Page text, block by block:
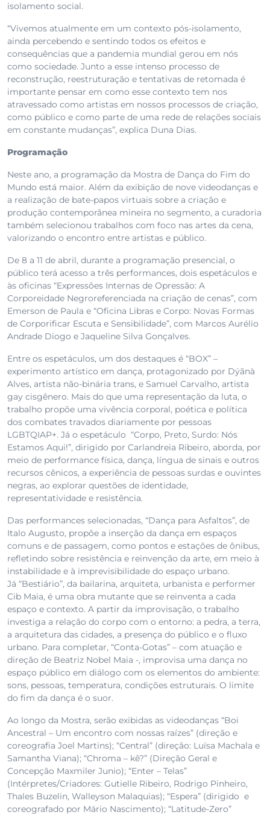
isolamento social.
“Vivemos atualmente em um contexto pós-isolamento,
ainda percebendo e sentindo todos os efeitos e
consequências que a pandemia mundial gerou em nós
como sociedade. Junto a esse intenso processo de
reconstrução, reestruturação e tentativas de retomada é
importante pensar em como esse contexto tem nos
atravessado como artistas em nossos processos de criação,
como público e como parte de uma rede de relações sociais
em constante mudanças”, explica Duna Dias.
Programação
Neste ano, a programação da Mostra de Dança do Fim do
Mundo está maior. Além da exibição de nove videodanças e
a realização de bate-papos virtuais sobre a criação e
produção contemporânea mineira no segmento, a curadoria
também selecionou trabalhos com foco nas artes da cena,
valorizando o encontro entre artistas e público.
De 8 a 11 de abril, durante a programação presencial, o
público terá acesso a três performances, dois espetáculos e
às oficinas “Expressões Internas de Opressão: A
Corporeidade Negroreferenciada na criação de cenas”, com
Emerson de Paula e “Oficina Libras e Corpo: Novas Formas
de Corporificar Escuta e Sensibilidade”, com Marcos Aurélio
Andrade Diogo e Jaqueline Silva Gonçalves.
Entre os espetáculos, um dos destaques é “BOX” –
experimento artístico em dança, protagonizado por Dýãnà
Alves, artista não-binária trans, e Samuel Carvalho, artista
gay cisgênero. Mais do que uma representação da luta, o
trabalho propõe uma vivência corporal, poética e política
dos combates travados diariamente por pessoas
LGBTQIAP+. Já o espetáculo “Corpo, Preto, Surdo: Nós
Estamos Aqui!”, dirigido por Carlandreia Ribeiro, aborda, por
meio de performance física, dança, língua de sinais e outros
recursos cênicos, a experiência de pessoas surdas e ouvintes
negras, ao explorar questões de identidade,
representatividade e resistência.
Das performances selecionadas, “Dança para Asfaltos”, de
Italo Augusto, propõe a inserção da dança em espaços
comuns e de passagem, como pontos e estações de ônibus,
refletindo sobre resistência e reinvenção da arte, em meio à
instabilidade e à imprevisibilidade do espaço urbano.
Já “Bestiário”, da bailarina, arquiteta, urbanista e performer
Cib Maia, é uma obra mutante que se reinventa a cada
espaço e contexto. A partir da improvisação, o trabalho
investiga a relação do corpo com o entorno: a pedra, a terra,
a arquitetura das cidades, a presença do público e o fluxo
urbano. Para completar, “Conta-Gotas” – com atuação e
direção de Beatriz Nobel Maia -, improvisa uma dança no
espaço público em diálogo com os elementos do ambiente:
sons, pessoas, temperatura, condições estruturais. O limite
do fim da dança é o suor.
Ao longo da Mostra, serão exibidas as videodanças “Boi
Ancestral – Um encontro com nossas raízes” (direção e
coreografia Joel Martins); “Central” (direção: Luísa Machala e
Samantha Viana); “Chroma – kê?” (Direção Geral e
Concepção Maxmiler Junio); “Enter – Telas”
(Intérpretes/Criadores: Gutielle Ribeiro, Rodrigo Pinheiro,
Thales Buzelin, Walleyson Malaquias); “Espera” (dirigido e
coreografado por Mário Nascimento); “Latitude-Zero”